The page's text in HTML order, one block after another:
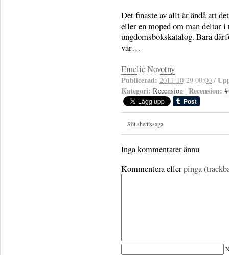
Det finaste av allt är ändå att
eller en moped om man deltar
ungdomsbokskatalog. Bara
var…
Emelie Novotny
Publicerad: 2011-10-29 00:00 /
Kategori: Recension | Recension:
Söt shettissaga
Inga kommentarer ännu
Kommentera ellerpinga